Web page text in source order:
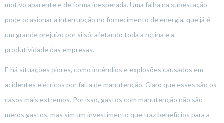
motivo aparente e de forma inesperada. Uma falha na subestação
pode ocasionar a interrupção no fornecimento de energia, que já é
um grande prejuízo por si só, afetando toda a rotina e a
produtividade das empresas.
E há situações piores, como incêndios e explosões causados em
acidentes elétricos por falta de manutenção. Claro que esses são os
casos mais extremos. Por isso, gastos com manutenção não são
meros gastos, mas sim um investimento que traz benefícios para a